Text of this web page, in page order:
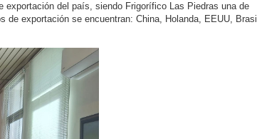
exportación del país, siendo Frigorífico Las Piedras una de
exportación se encuentran: China, Holanda, EEUU, Brasil